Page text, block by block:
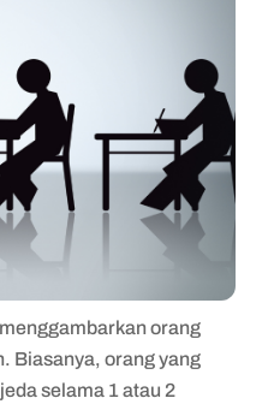
orang
Biasanya, orang yang
selama 1 atau 2